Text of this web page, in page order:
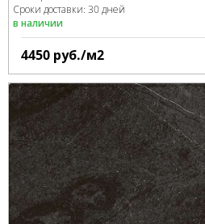
Сроки доставки: 30 дней
в наличии
4450 руб./м2